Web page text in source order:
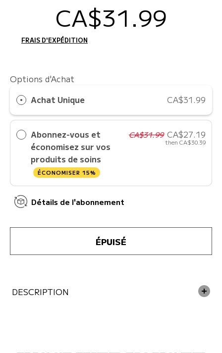
Prix
CA$31.99
FRAIS D'EXPÉDITION
Options d'Achat
Achat Unique
CA$31.99
Abonnez-vous et
économisez sur vos
produits de soins
ÉCONOMISER 15%
CA$31.99 CA$27.19
then CA$30.39
Détails de l'abonnement
ÉPUISÉ
DESCRIPTION